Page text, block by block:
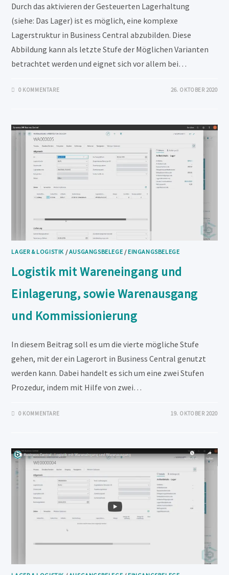
Durch das aktivieren der Gesteuerten Lagerhaltung
(siehe: Das Lager) ist es möglich, eine komplexe
Lagerstruktur in Business Central abzubilden. Diese
Abbildung kann als letzte Stufe der Möglichen Varianten
betrachtet werden und eignet sich vor allem bei…
0 KOMMENTARE 26. OKTOBER 2020
LAGER & LOGISTIK /AUSGANGSBELEGE / EINGANGSBELEGE
Logistik mit Wareneingang und
Einlagerung, sowie Warenausgang
und Kommissionierung
In diesem Beitrag soll es um die vierte mögliche Stufe
gehen, mit der ein Lagerort in Business Central genutzt
werden kann. Dabei handelt es sich um eine zwei Stufen
Prozedur, indem mit Hilfe von zwei…
0 KOMMENTARE 19. OKTOBER 2020